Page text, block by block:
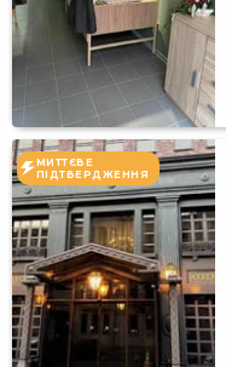
МИТТЄВЕ
ПІДТВЕРДЖЕННЯ